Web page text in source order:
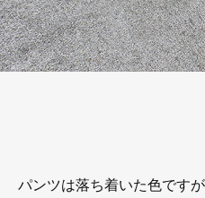
パンツは落ち着いた色です